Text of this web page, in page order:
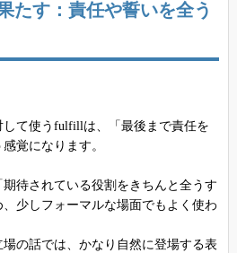
たす：責任や誓いを全う
て使うfulfillは、「最後まで責任を
覚になります。
待されている役割をきちんと全うす
少しフォーマルな場面でもよく使わ
の話では、かなり自然に登場する表